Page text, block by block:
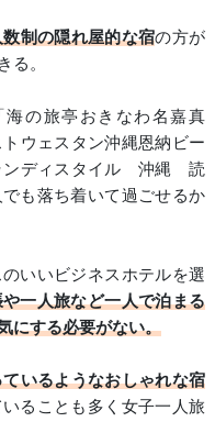
数制の隠れ屋的な宿の方が
る。
の旅亭おきなわ名嘉真
ウェスタン沖縄恩納ビー
ンディスタイル 沖縄 読
も落ち着いて過ごせるか
いいビジネスホテルを選
一人旅など一人で泊まる
にする必要がない。
いるようなおしゃれな宿
ることも多く女子一人旅